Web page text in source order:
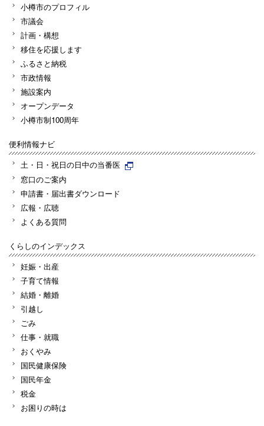
小樽市のプロフィル
市議会
計画・構想
移住を応援します
ふるさと納税
市政情報
施設案内
オープンデータ
小樽市制100周年
便利情報ナビ
土・日・祝日の日中の当番医
窓口のご案内
申請書・届出書ダウンロード
広報・広聴
よくある質問
くらしのインデックス
妊娠・出産
子育て情報
結婚・離婚
引越し
ごみ
仕事・就職
おくやみ
国民健康保険
国民年金
税金
お困りの時は